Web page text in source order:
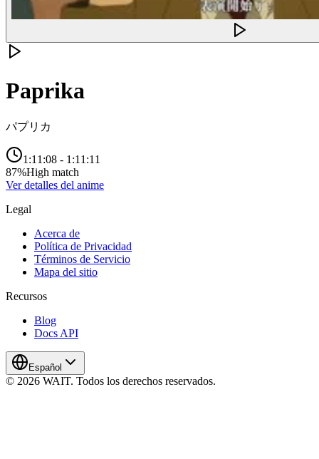
Paprika
パプリカ
1:11:08 - 1:11:11
87%High match
Ver detalles del anime
Legal
Acerca de
Política de Privacidad
Términos de Servicio
Mapa del sitio
Recursos
Blog
Docs API
Español
© 2026 WAIT. Todos los derechos reservados.